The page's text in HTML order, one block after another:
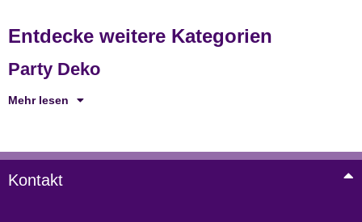
Entdecke weitere Kategorien
Party Deko
Mehr lesen
Kontakt